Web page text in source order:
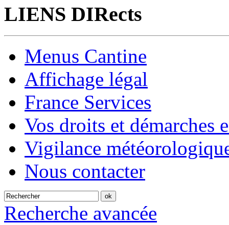
LIENS DIRects
Menus Cantine
Affichage légal
France Services
Vos droits et démarches
Vigilance
Nous contacter
Recherche avancée